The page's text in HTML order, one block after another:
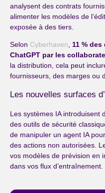
analysent des contrats
alimenter les modèles de
exposée à des tiers.
Selon Cyberhaven, 11 %
ChatGPT par les
la distribution, cela peut
fournisseurs, des marges ou
Les nouvelles surfaces
Les systèmes IA introduisent
des outils de sécurité
de manipuler un agent IA
des actions non autorisées.
vos modèles de prévision en
dans vos flux d’entraînement.